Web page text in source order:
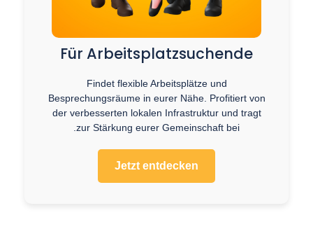
Für Arbeitsplatzsuchende
Findet flexible Arbeitsplätze und
Besprechungsräume in eurer Nähe. Profitiert von
der verbesserten lokalen Infrastruktur und tragt
zur Stärkung eurer Gemeinschaft bei.
Jetzt entdecken